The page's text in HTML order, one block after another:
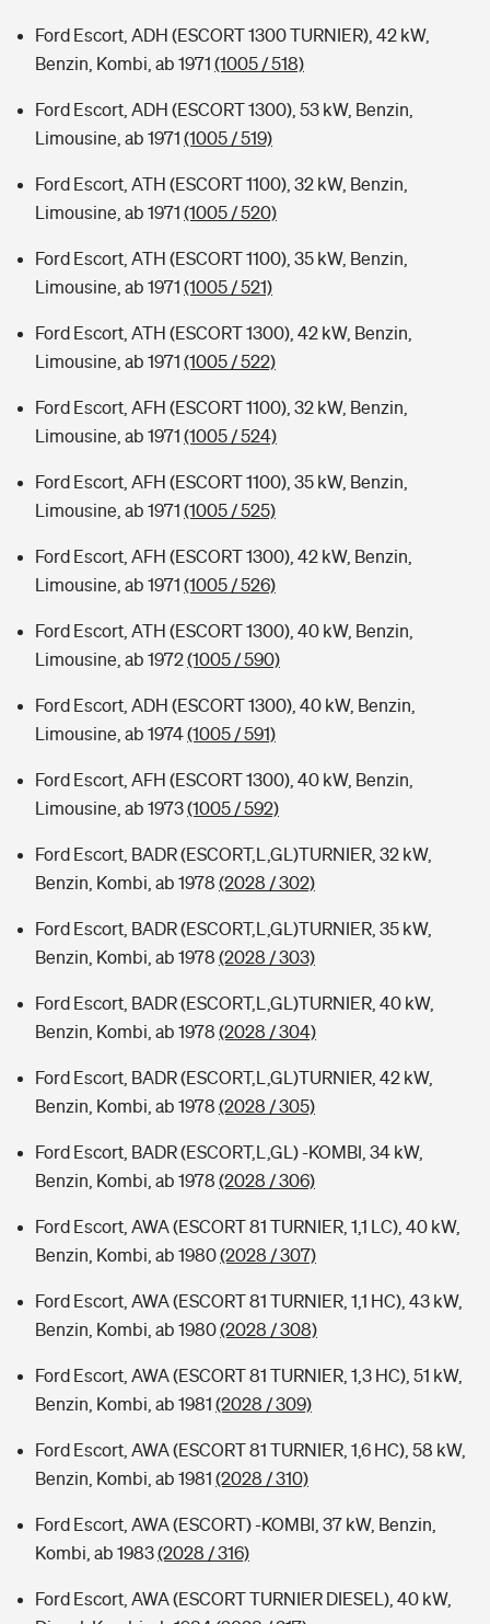
Ford Escort, ADH (ESCORT 1300 TURNIER), 42 kW,
Benzin, Kombi, ab 1971 (1005 / 518)
Ford Escort, ADH (ESCORT 1300), 53 kW, Benzin,
Limousine, ab 1971 (1005 / 519)
Ford Escort, ATH (ESCORT 1100), 32 kW, Benzin,
Limousine, ab 1971 (1005 / 520)
Ford Escort, ATH (ESCORT 1100), 35 kW, Benzin,
Limousine, ab 1971 (1005 / 521)
Ford Escort, ATH (ESCORT 1300), 42 kW, Benzin,
Limousine, ab 1971 (1005 / 522)
Ford Escort, AFH (ESCORT 1100), 32 kW, Benzin,
Limousine, ab 1971 (1005 / 524)
Ford Escort, AFH (ESCORT 1100), 35 kW, Benzin,
Limousine, ab 1971 (1005 / 525)
Ford Escort, AFH (ESCORT 1300), 42 kW, Benzin,
Limousine, ab 1971 (1005 / 526)
Ford Escort, ATH (ESCORT 1300), 40 kW, Benzin,
Limousine, ab 1972(1005 / 590)
Ford Escort, ADH (ESCORT 1300), 40 kW, Benzin,
Limousine, ab 1974(1005 / 591)
Ford Escort, AFH (ESCORT 1300), 40 kW, Benzin,
Limousine, ab 1973(1005 / 592)
Ford Escort, BADR (ESCORT,L,GL)TURNIER, 32 kW,
Benzin, Kombi, ab 1978 (2028 / 302)
Ford Escort, BADR (ESCORT,L,GL)TURNIER, 35 kW,
Benzin, Kombi, ab 1978 (2028 / 303)
Ford Escort, BADR (ESCORT,L,GL)TURNIER, 40 kW,
Benzin, Kombi, ab 1978 (2028 / 304)
Ford Escort, BADR (ESCORT,L,GL)TURNIER, 42 kW,
Benzin, Kombi, ab 1978 (2028 / 305)
Ford Escort, BADR (ESCORT,L,GL) -KOMBI, 34 kW,
Benzin, Kombi, ab 1978 (2028 / 306)
Ford Escort, AWA (ESCORT 81 TURNIER, 1,1 LC), 40 kW,
Benzin, Kombi, ab 1980(2028 / 307)
Ford Escort, AWA (ESCORT 81 TURNIER, 1,1 HC), 43 kW,
Benzin, Kombi, ab 1980(2028 / 308)
Ford Escort, AWA (ESCORT 81 TURNIER, 1,3 HC), 51 kW,
Benzin, Kombi, ab 1981 (2028 / 309)
Ford Escort, AWA (ESCORT 81 TURNIER, 1,6 HC), 58 kW,
Benzin, Kombi, ab 1981 (2028 / 310)
Ford Escort, AWA (ESCORT) -KOMBI, 37 kW, Benzin,
Kombi, ab 1983(2028 / 316)
Ford Escort, AWA (ESCORT TURNIER DIESEL), 40 kW,